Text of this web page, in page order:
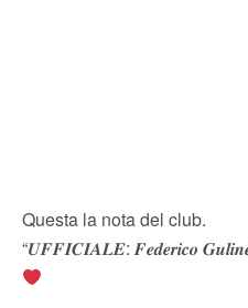
Questa la nota del club.
“𝑼𝑭𝑭𝑰𝑪𝑰𝑨𝑳𝑬: 𝑭𝒆𝒅𝒆𝒓𝒊𝒄𝒐